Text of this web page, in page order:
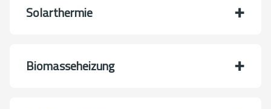
Solarthermie
Biomasseheizung